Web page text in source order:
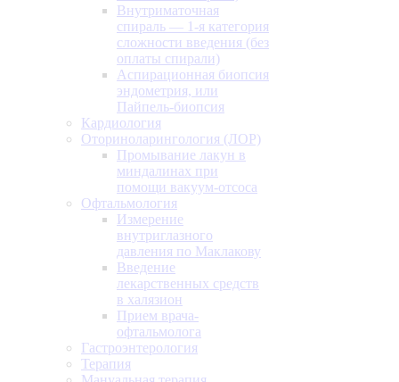
Внутриматочная
спираль — 1-я категория
сложности введения (без
оплаты спирали)
Аспирационная биопсия
эндометрия, или
Пайпель-биопсия
Кардиология
Оториноларингология (ЛОР)
Промывание лакун в
миндалинах при
помощи вакуум-отсоса
Офтальмология
Измерение
внутриглазного
давления по Маклакову
Введение
лекарственных средств
в халязион
Прием врача-
офтальмолога
Гастроэнтерология
Терапия